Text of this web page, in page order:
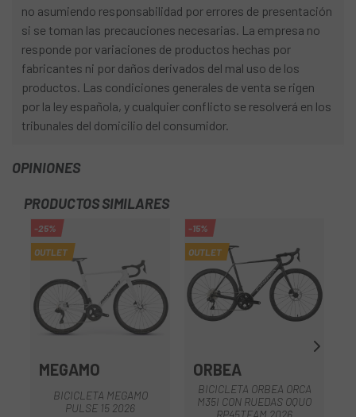
no asumiendo responsabilidad por errores de presentación
si se toman las precauciones necesarias. La empresa no
responde por variaciones de productos hechas por
fabricantes ni por daños derivados del mal uso de los
productos. Las condiciones generales de venta se rigen
por la ley española, y cualquier conflicto se resolverá en los
tribunales del domicilio del consumidor.
OPINIONES
PRODUCTOS SIMILARES
-25%
OUTLET
MEGAMO
BICICLETA MEGAMO
PULSE 15 2026
-15%
OUTLET
ORBEA
BICICLETA ORBEA ORCA
M35I CON RUEDAS OQUO